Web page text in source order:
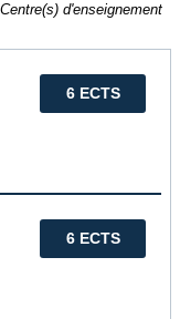
d'enseignement
6 ECTS
6 ECTS